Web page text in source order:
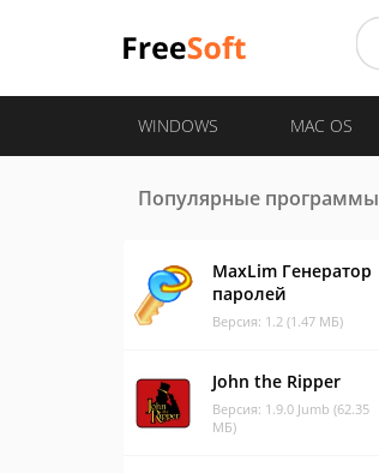
WINDOWS MAC OS
Популярные программы
MaxLim Генератор
паролей
Версия: 1.2 (1.47 МБ)
John the Ripper
Версия: 1.9.0 Jumb (62.35
МБ)